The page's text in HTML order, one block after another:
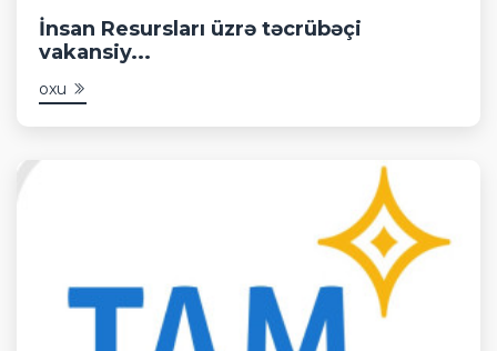
İnsan Resursları üzrə təcrübəçi
vakansiy...
oxu